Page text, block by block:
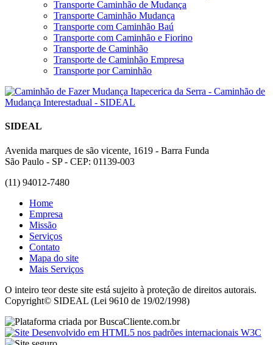
Transporte Caminhão de Mudança
Transporte Caminhão Mudança
Transporte com Caminhão Baú
Transporte com Caminhão e Fiorino
Transporte de Caminhão
Transporte de Caminhão Empresa
Transporte por Caminhão
SIDEAL
Avenida marques de são vicente, 1619 - Barra Funda
São Paulo - SP - CEP: 01139-003
(11) 94012-7480
Home
Empresa
Missão
Serviços
Contato
Mapa do site
Mais Serviços
O inteiro teor deste site está sujeito à proteção de direitos autorais.
Copyright© SIDEAL (Lei 9610 de 19/02/1998)